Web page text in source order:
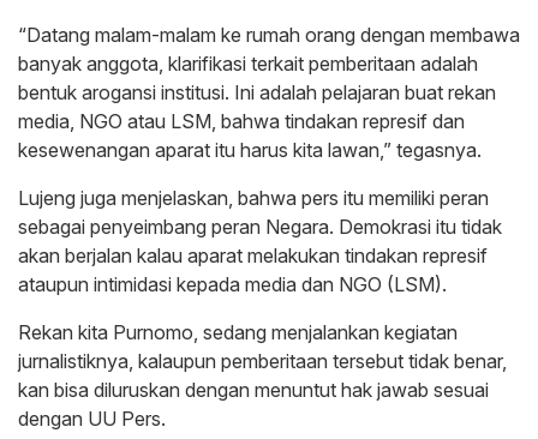
“Datang malam-malam ke rumah orang dengan membawa
banyak anggota, klarifikasi terkait pemberitaan adalah
bentuk arogansi institusi. Ini adalah pelajaran buat rekan
media, NGO atau LSM, bahwa tindakan represif dan
kesewenangan aparat itu harus kita lawan,” tegasnya.
Lujeng juga menjelaskan, bahwa pers itu memiliki peran
sebagai penyeimbang peran Negara. Demokrasi itu tidak
akan berjalan kalau aparat melakukan tindakan represif
ataupun intimidasi kepada media dan NGO (LSM).
Rekan kita Purnomo, sedang menjalankan kegiatan
jurnalistiknya, kalaupun pemberitaan tersebut tidak benar,
kan bisa diluruskan dengan menuntut hak jawab sesuai
dengan UU Pers.